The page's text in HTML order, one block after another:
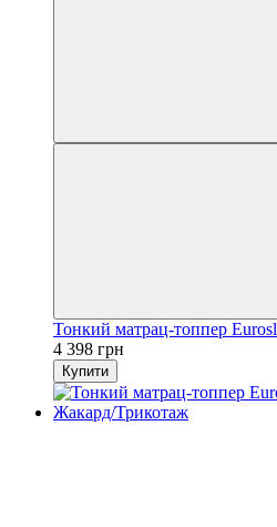
Тонкий матрац-топпер
4 398 грн
Купити